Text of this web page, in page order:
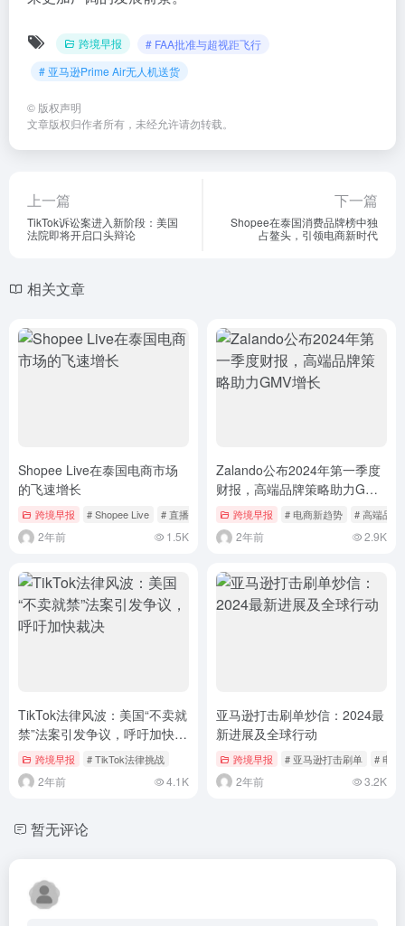
跨境早报
# FAA批准与超视距飞行
# 亚马逊Prime Air无人机送货
© 版权声明
文章版权归作者所有，未经允许请勿转载。
上一篇
TikTok诉讼案进入新阶段：美国
法院即将开启口头辩论
下一篇
Shopee在泰国消费品牌榜中独
占鳌头，引领电商新时代
相关文章
Shopee Live在泰国电商市场
的飞速增长
跨境早报 # Shopee Live # 直播电商
2年前 1.5K
Zalando公布2024年第一季度
财报，高端品牌策略助力GMV
增长跨境早报 # 电商新趋势 # 高端品牌
2年前 2.9K
TikTok法律风波：美国“不卖就
禁”法案引发争议，呼吁加快裁
决 跨境早报 # TikTok法律挑战
2年前 4.1K
亚马逊打击刷单炒信：2024最
新进展及全球行动
跨境早报 # 亚马逊打击刷单 # 电
2年前 3.2K
暂无评论